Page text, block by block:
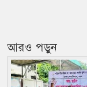
আরও পড়ুন